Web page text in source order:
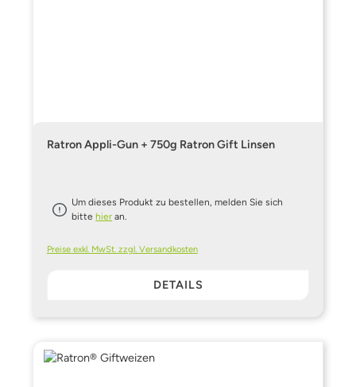
Ratron Appli-Gun + 750g Ratron Gift Linsen
Um dieses Produkt zu bestellen, melden Sie sich
bitte hier an.
Preise exkl. MwSt. zzgl. Versandkosten
DETAILS